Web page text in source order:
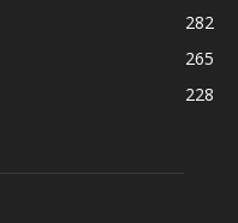
282
265
228